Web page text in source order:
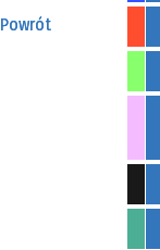
Powrót